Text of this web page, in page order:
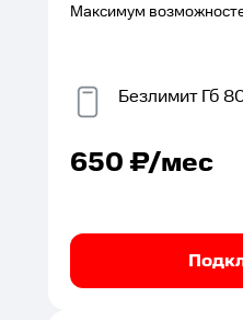
Максимум
БезлимитГб
650₽/мес